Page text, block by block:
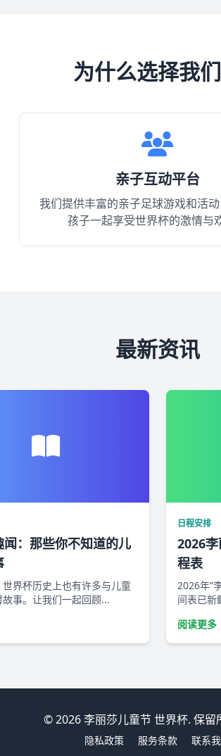
为什么选择我们
亲子互动平台
我们提供丰富的亲子足球游戏和活
孩子一起享受世界杯的激情与
最新资讯
闻：那些你不知道的儿
界杯历史上也有许多与儿童
事。让我们一起回顾...
日程安排
2026
程表
2026年“
间表已新
阅读更多
© 2026 李丽莎儿童节 世界杯. 保留
隐私政策 服务条款 联系